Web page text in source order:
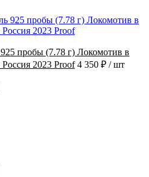
пробы (7.78 г) Локомотив в
2023 Proof 4 350 ₽ / шт